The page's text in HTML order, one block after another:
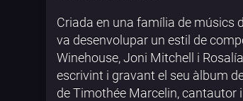
Criada en una família de músics
va desenvolupar un estil de
Winehouse, Joni Mitchell i
escrivint i gravant el seu àlbum
de Timothée Marcelin, cantautor